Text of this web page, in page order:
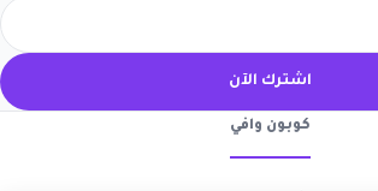
اشترك الآن
كوبون وافي